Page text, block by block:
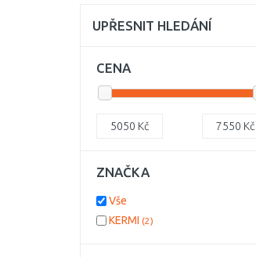
UPŘESNIT HLEDÁNÍ
CENA
5050 Kč 7550 Kč
ZNAČKA
Vše
KERMI (2)